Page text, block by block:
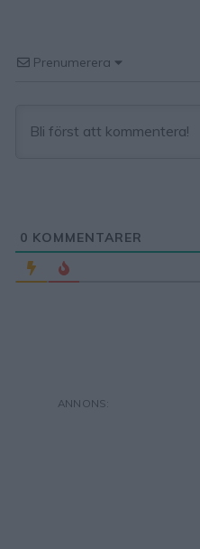
Prenumerera
0 KOMMENTARER